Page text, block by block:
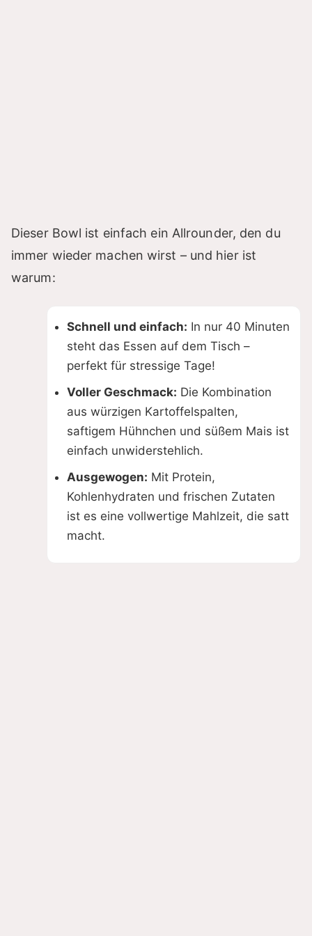
Dieser Bowl ist einfach ein Allrounder, den du
immer wieder machen wirst – und hier ist
warum:
Schnell und einfach: In nur 40 Minuten
steht das Essen auf dem Tisch –
perfekt für stressige Tage!
Voller Geschmack: Die Kombination
aus würzigen Kartoffelspalten,
saftigem Hühnchen und süßem Mais ist
einfach unwiderstehlich.
Ausgewogen: Mit Protein,
Kohlenhydraten und frischen Zutaten
ist es eine vollwertige Mahlzeit, die satt
macht.